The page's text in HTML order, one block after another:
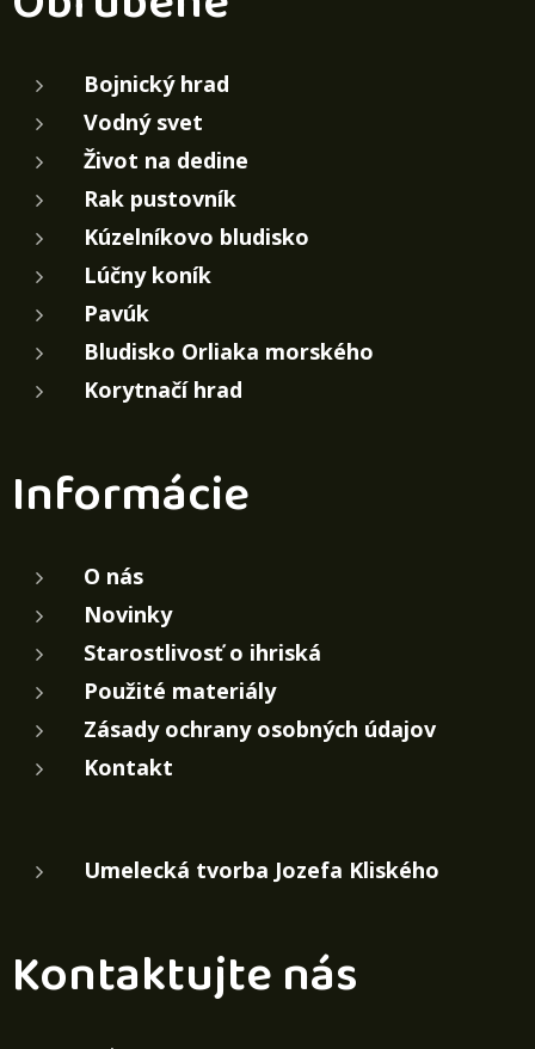
Bojnický hrad
Vodný svet
Život na dedine
Rak pustovník
Kúzelníkovo bludisko
Lúčny koník
Pavúk
Bludisko Orliaka morského
Korytnačí hrad
Informácie
O nás
Novinky
Starostlivosť o ihriská
Použité materiály
Zásady ochrany osobných údajov
Kontakt
Umelecká tvorba Jozefa Kliského
Kontaktujte nás